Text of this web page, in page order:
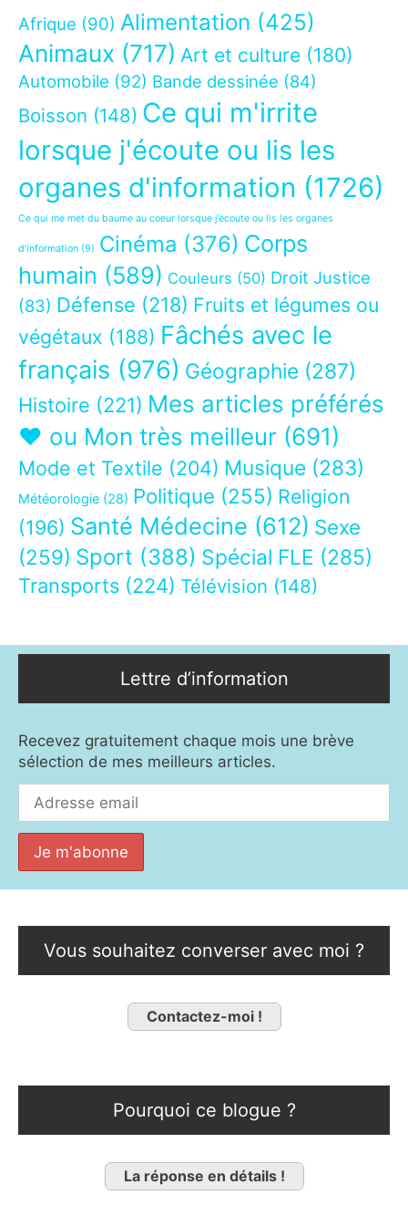
Afrique (90) Alimentation (425)
Animaux (717) Art et culture (180)
Automobile (92) Bande dessinée (84)
Boisson (148) Ce qui m'irrite
lorsque j'écoute ou lis les
organes d'information (1726)
Ce qui me met du baume au coeur lorsque j’écoute ou lis les organes
d’information (9) Cinéma (376) Corps
humain (589) Couleurs (50) Droit Justice
(83) Défense (218) Fruits et légumes ou
végétaux (188) Fâchés avec le
français (976) Géographie (287)
Histoire (221) Mes articles préférés
❤ ou Mon très meilleur (691)
Mode et Textile (204) Musique (283)
Météorologie (28) Politique (255) Religion
(196) Santé Médecine (612) Sexe
(259) Sport (388) Spécial FLE (285)
Transports (224) Télévision (148)
Lettre d’information
Recevez gratuitement chaque mois une brève
sélection de mes meilleurs articles.
Vous souhaitez converser avec moi ?
Contactez-moi !
Pourquoi ce blogue ?
La réponse en détails !